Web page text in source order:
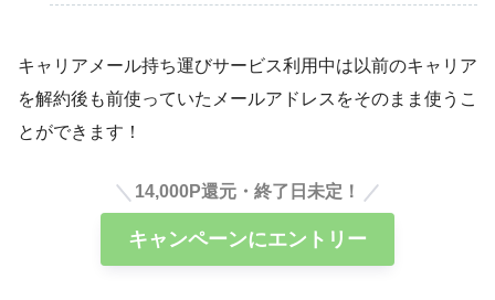
キャリアメール持ち運びサービス利用中は以前のキャリア
を解約後も前使っていたメールアドレスをそのまま使うこ
とができます！
14,000P還元・終了日未定！
キャンペーンにエントリー